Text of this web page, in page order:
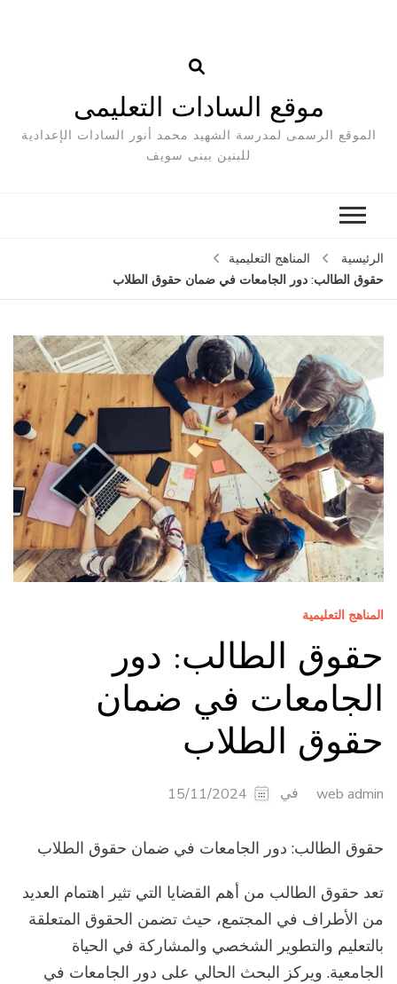
موقع السادات التعليمى
الموقع الرسمى لمدرسة الشهيد محمد أنور السادات الإعدادية
للبنين ببنى سويف
الرئيسية
المناهج التعليمية
حقوق الطالب: دور الجامعات في ضمان حقوق الطلاب
المناهج التعليمية
حقوق الطالب: دور
الجامعات في ضمان
حقوق الطلاب
web admin في 15/11/2024
حقوق الطالب: دور الجامعات في ضمان حقوق الطلاب
تعد حقوق الطالب من أهم القضايا التي تثير اهتمام العديد
من الأطراف في المجتمع، حيث تضمن الحقوق المتعلقة
بالتعليم والتطوير الشخصي والمشاركة في الحياة
الجامعية. ويركز البحث الحالي على دور الجامعات في